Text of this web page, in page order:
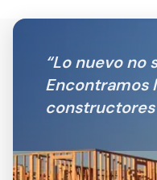
“Lo nuevo no
Encontramos